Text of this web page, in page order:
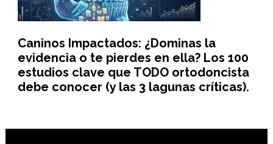
Caninos Impactados: ¿Dominas la
evidencia o te pierdes en ella? Los 100
estudios clave que TODO ortodoncista
debe conocer (y las 3 lagunas críticas).